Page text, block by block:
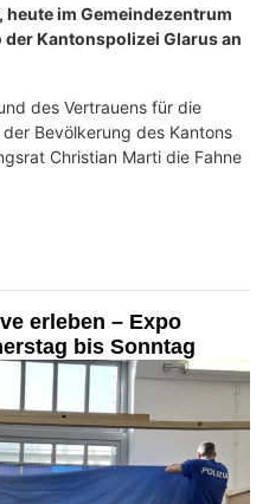
im Gemeindezentrum
Kantonspolizei Glarus an
des Vertrauens für die
Bevölkerung des Kantons
Christian Marti die Fahne
erleben – Expo
bis Sonntag